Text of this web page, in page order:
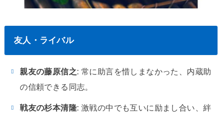
友人・ライバル
親友の藤原信之: 常に助言を惜しまなかった、内蔵助
の信頼できる同志。
戦友の杉本清隆: 激戦の中でも互いに励まし合い、絆